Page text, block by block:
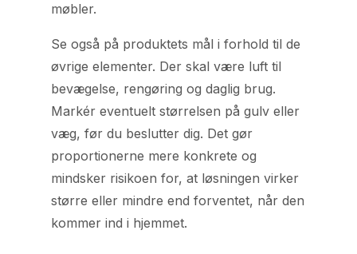
møbler.
Se også på produktets mål i forhold til de
øvrige elementer. Der skal være luft til
bevægelse, rengøring og daglig brug.
Markér eventuelt størrelsen på gulv eller
væg, før du beslutter dig. Det gør
proportionerne mere konkrete og
mindsker risikoen for, at løsningen virker
større eller mindre end forventet, når den
kommer ind i hjemmet.